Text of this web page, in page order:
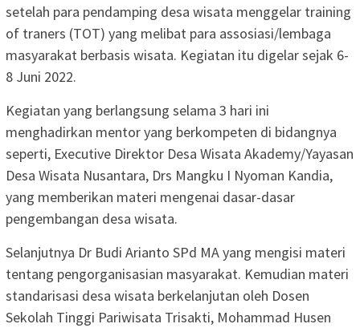
setelah para pendamping desa wisata menggelar training
of traners (TOT) yang melibat para assosiasi/lembaga
masyarakat berbasis wisata. Kegiatan itu digelar sejak 6-
8 Juni 2022.
Kegiatan yang berlangsung selama 3 hari ini
menghadirkan mentor yang berkompeten di bidangnya
seperti, Executive Direktor Desa Wisata Akademy/Yayasan
Desa Wisata Nusantara, Drs Mangku I Nyoman Kandia,
yang memberikan materi mengenai dasar-dasar
pengembangan desa wisata.
Selanjutnya Dr Budi Arianto SPd MA yang mengisi materi
tentang pengorganisasian masyarakat. Kemudian materi
standarisasi desa wisata berkelanjutan oleh Dosen
Sekolah Tinggi Pariwisata Trisakti, Mohammad Husen